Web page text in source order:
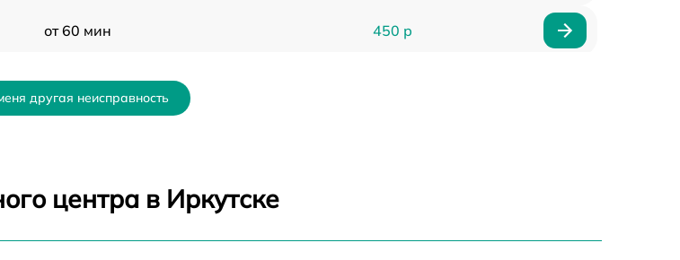
от 60 мин 450 р
от 60 мин
от 60 мин 1550 р
другая неисправность
центра в Иркутске